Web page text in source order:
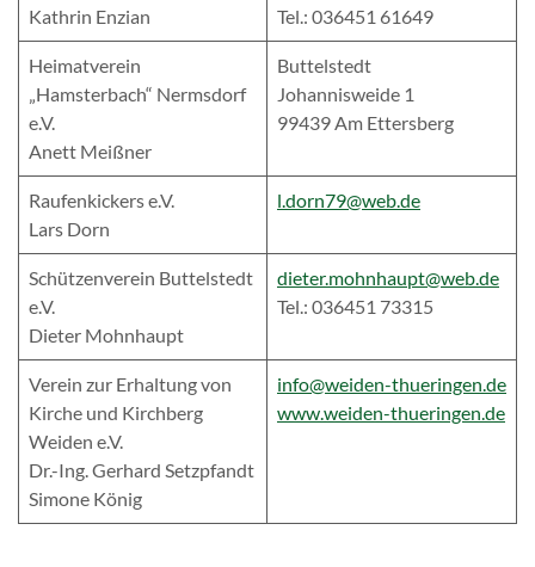
Kathrin Enzian
Tel.: 036451 61649
Heimatverein
„Hamsterbach“ Nermsdorf
e.V.
Anett Meißner
Buttelstedt
Johannisweide 1
99439 Am Ettersberg
Raufenkickers e.V.
Lars Dorn
l.dorn79@web.de
Schützenverein Buttelstedt
e.V.
Dieter Mohnhaupt
dieter.mohnhaupt@web.de
Tel.: 036451 73315
Verein zur Erhaltung von
Kirche und Kirchberg
Weiden e.V.
Dr.-Ing. Gerhard Setzpfandt
Simone König
info@weiden-thueringen.de
www.weiden-thueringen.de